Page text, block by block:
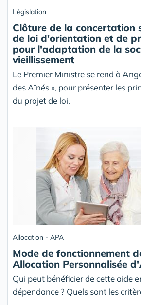
Législation
Clôture de la concertation
de loi d'orientation et de
pour l'adaptation de la
vieillissement
Le Premier Ministre se rend à
des Aînés », pour présenter les
du projet de loi.
Allocation - APA
Mode de fonctionnement
Allocation Personnalisée
Qui peut bénéficier de cette aide
dépendance ? Quels sont les